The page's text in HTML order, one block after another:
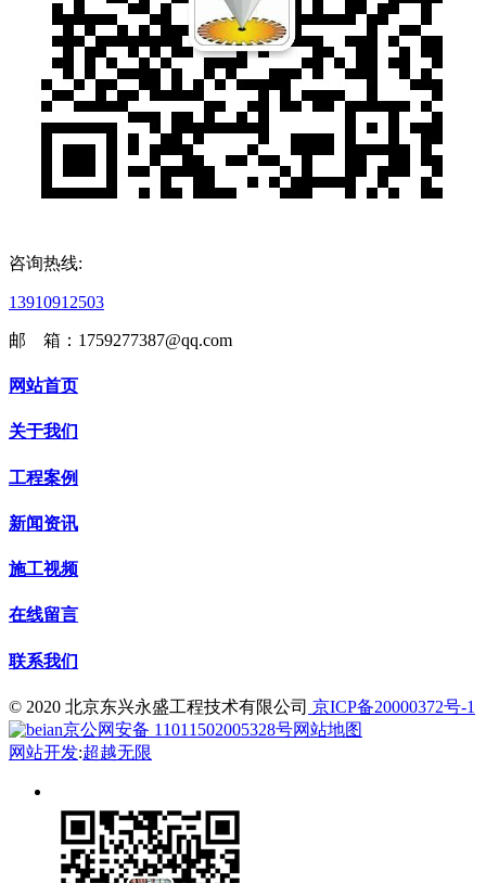
咨询热线:
13910912503
邮 箱：1759277387@qq.com
网站首页
关于我们
工程案例
新闻资讯
施工视频
在线留言
联系我们
© 2020 北京东兴永盛工程技术有限公司 京ICP备20000372号-1
京公网安备 11011502005328号网站地图
网站开发:超越无限